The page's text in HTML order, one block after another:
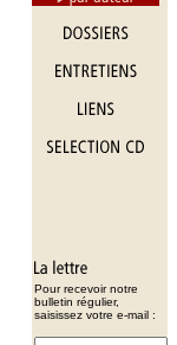
Pour recevoir notre
bulletin régulier,
saisissez votre e-mail :